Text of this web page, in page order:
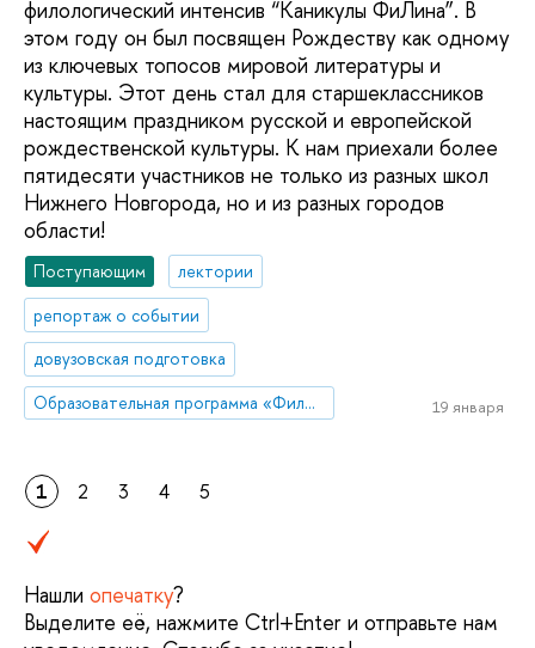
филологический интенсив “Каникулы ФиЛина”. В
этом году он был посвящен Рождеству как одному
из ключевых топосов мировой литературы и
культуры. Этот день стал для старшеклассников
настоящим праздником русской и европейской
рождественской культуры. К нам приехали более
пятидесяти участников не только из разных школ
Нижнего Новгорода, но и из разных городов
области!
Поступающим
лектории
репортаж о событии
довузовская подготовка
Образовательная программа «Филология»
19 января
1 2 3 4 5
Нашли опечатку?
Выделите её, нажмите Ctrl+Enter и отправьте нам